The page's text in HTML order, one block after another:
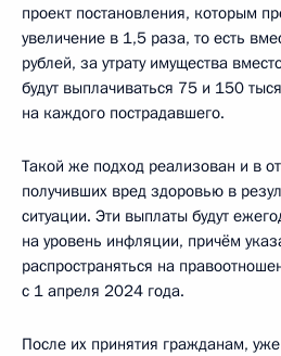
проект постановления, которым
увеличение в 1,5 раза, то есть
рублей, за утрату имущества
будут выплачиваться 75 и 150
на каждого пострадавшего.
Такой же подход реализован и в
получивших вред здоровью в
ситуации. Эти выплаты будут
на уровень инфляции, причём
распространяться на
с 1 апреля 2024 года.
После их принятия гражданам,